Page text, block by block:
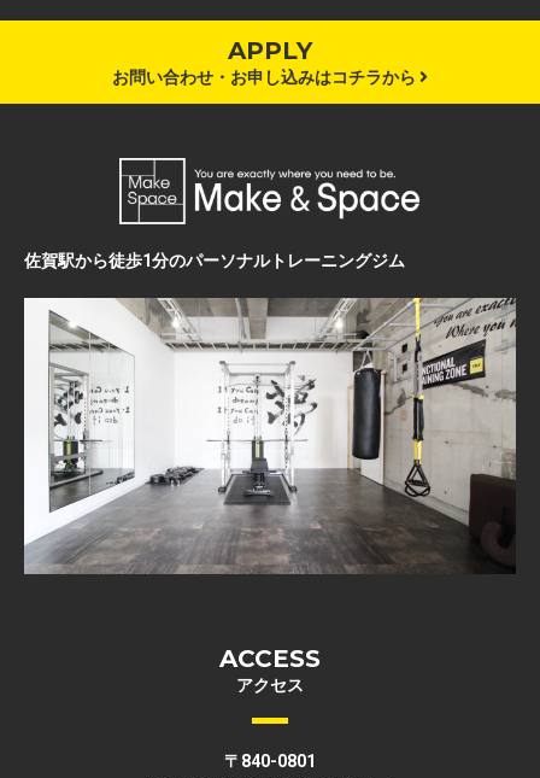
APPLY
お問い合わせ・お申し込みはコチラから
佐賀駅から徒歩1分のパーソナルトレーニングジム
ACCESS
アクセス
〒840-0801